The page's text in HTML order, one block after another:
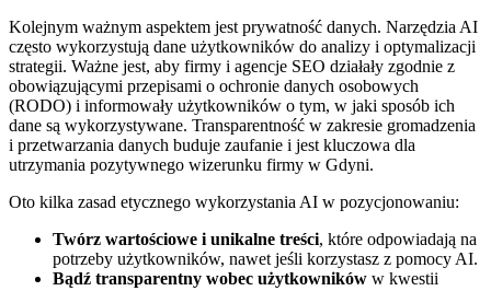
Kolejnym ważnym aspektem jest prywatność danych. Narzędzia AI
często wykorzystują dane użytkowników do analizy i optymalizacji
strategii. Ważne jest, aby firmy i agencje SEO działały zgodnie z
obowiązującymi przepisami o ochronie danych osobowych
(RODO) i informowały użytkowników o tym, w jaki sposób ich
dane są wykorzystywane. Transparentność w zakresie gromadzenia
i przetwarzania danych buduje zaufanie i jest kluczowa dla
utrzymania pozytywnego wizerunku firmy w Gdyni.
Oto kilka zasad etycznego wykorzystania AI w pozycjonowaniu:
Twórz wartościowe i unikalne treści, które odpowiadają na
potrzeby użytkowników, nawet jeśli korzystasz z pomocy AI.
Bądź transparentny wobec użytkowników w kwestii